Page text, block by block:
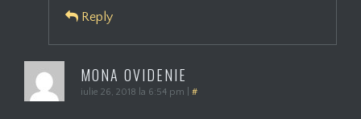
Reply
MONA OVIDENIE
iulie 26, 2018 la 6:54 pm #